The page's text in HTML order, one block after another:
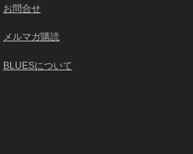
お問合せ
メルマガ購読
BLUESについて